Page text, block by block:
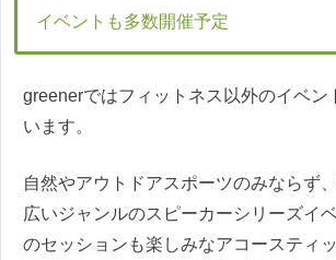
イベントも多数開催予定
greenerではフィットネス以外のイベン
います。
自然やアウトドアスポーツのみならず
広いジャンルのスピーカーシリーズイ
のセッションも楽しみなアコースティ